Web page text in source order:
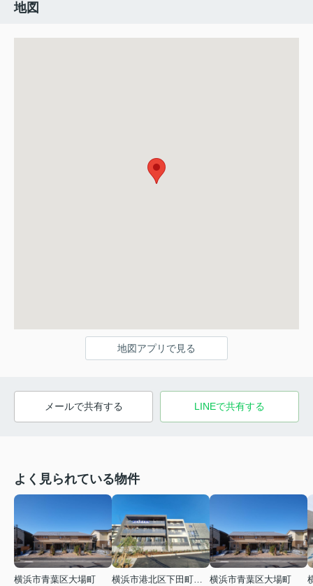
地図
地図アプリで見る
メールで共有する LINEで共有する
よく見られている物件
横浜市青葉区大場町
横浜市青葉区大場町